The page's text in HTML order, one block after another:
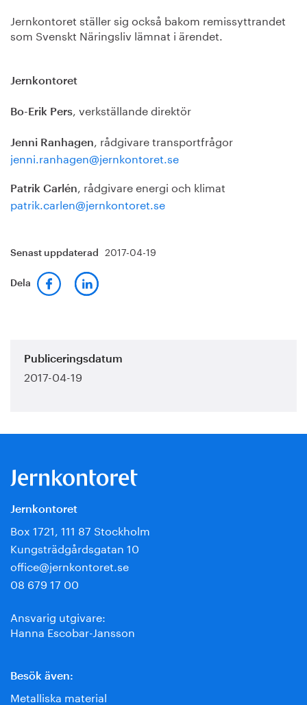
Jernkontoret ställer sig också bakom remissyttrandet
som Svenskt Näringsliv lämnat i ärendet.
Jernkontoret
Bo-Erik Pers, verkställande direktör
Jenni Ranhagen, rådgivare transportfrågor
jenni.ranhagen@jernkontoret.se
Patrik Carlén, rådgivare energi och klimat
patrik.carlen@jernkontoret.se
Senast uppdaterad 2017-04-19
Dela
Publiceringsdatum
2017-04-19
Jernkontoret
Box 1721, 111 87 Stockholm
Kungsträdgårdsgatan 10
office@jernkontoret.se
08 679 17 00
Ansvarig utgivare:
Hanna Escobar-Jansson
Besök även:
Metalliska material